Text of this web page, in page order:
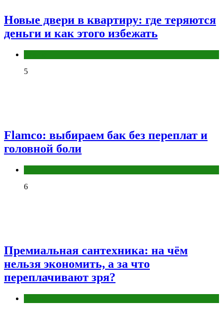
Новые двери в квартиру: где теряются
деньги и как этого избежать
5
Flamco: выбираем бак без переплат и
головной боли
6
Премиальная сантехника: на чём
нельзя экономить, а за что
переплачивают зря?